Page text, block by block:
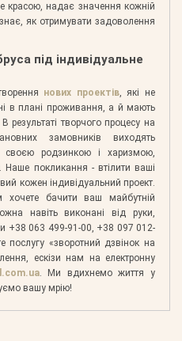
красою, надає значення кожній
як отримувати задоволення
під індивідуальне
нових проектів, які не
в плані проживання, а й мають
результаті творчого процесу на
замовників виходять
своєю родзинкою і харизмою,
Наше покликання - втілити ваші
кожен індивідуальний проект.
бачити ваш майбутній
навіть виконані від руки,
+38 063 499-91-00, +38 097 012-
послугу «зворотний дзвінок на
ескізи нам на електронну
. Ми вдихнемо життя у
вашу мрію!